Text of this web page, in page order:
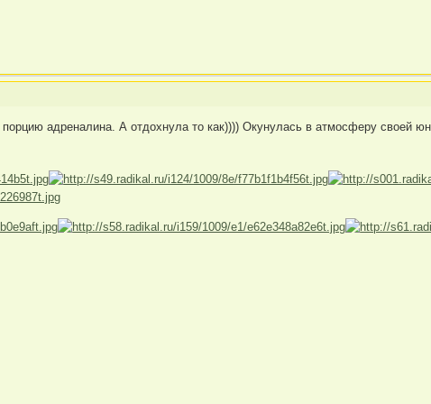
адреналина. А отдохнула то как)))) Окунулась в атмосферу своей